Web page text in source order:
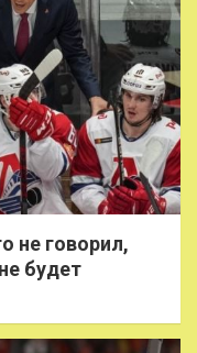
не говорил,
будет